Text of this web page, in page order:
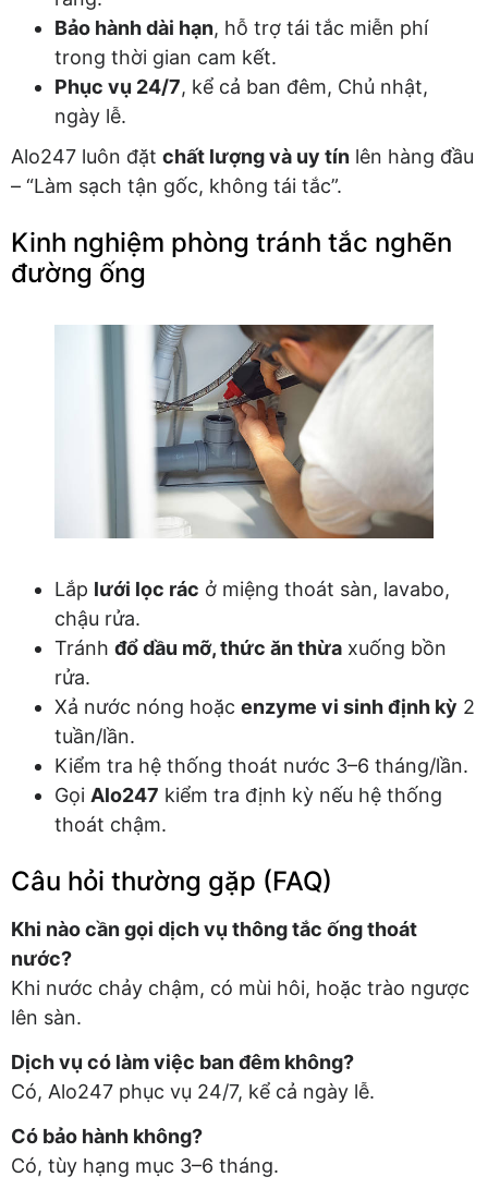
Bảo hành dài hạn, hỗ trợ tái tắc miễn phí
trong thời gian cam kết.
Phục vụ 24/7, kể cả ban đêm, Chủ nhật,
ngày lễ.
Alo247 luôn đặt chất lượng và uy tín lên hàng đầu
– “Làm sạch tận gốc, không tái tắc”.
Kinh nghiệm phòng tránh tắc nghẽn
đường ống
Lắp lưới lọc rác ở miệng thoát sàn, lavabo,
chậu rửa.
Tránh đổ dầu mỡ, thức ăn thừa xuống bồn
rửa.
Xả nước nóng hoặc enzyme vi sinh định kỳ 2
tuần/lần.
Kiểm tra hệ thống thoát nước 3–6 tháng/lần.
Gọi Alo247 kiểm tra định kỳ nếu hệ thống
thoát chậm.
Câu hỏi thường gặp (FAQ)
Khi nào cần gọi dịch vụ thông tắc ống thoát
nước?
Khi nước chảy chậm, có mùi hôi, hoặc trào ngược
lên sàn.
Dịch vụ có làm việc ban đêm không?
Có, Alo247 phục vụ 24/7, kể cả ngày lễ.
Có bảo hành không?
Có, tùy hạng mục 3–6 tháng.